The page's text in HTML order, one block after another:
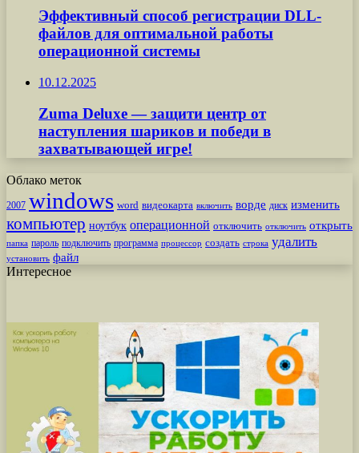
Эффективный способ регистрации DLL-
файлов для оптимальной работы
операционной системы
10.12.2025
Zuma Deluxe — защити центр от
наступления шариков и победи в
захватывающей игре!
Облако меток
2007 windows word видеокарта включить ворде диск изменить
компьютер ноутбук операционной отключить отключить открыть
папка пароль подключить программа процессор создать строка удалить
установить файл
Интересное